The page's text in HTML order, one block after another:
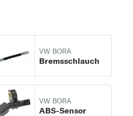
VW BORA
Bremsschlauch
VW BORA
ABS-Sensor